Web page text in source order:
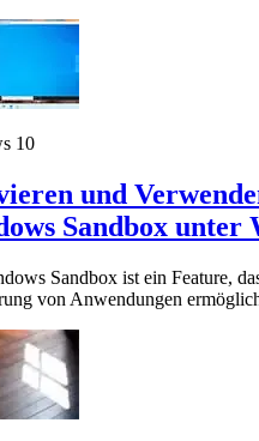
10
und
Sandbox unter
Sandbox ist ein Feature,
von Anwendungen